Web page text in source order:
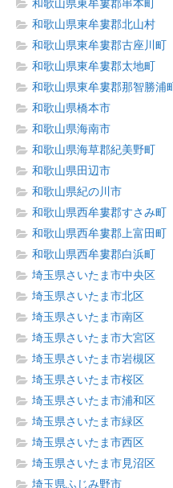
和歌山県東牟婁郡串本町
和歌山県東牟婁郡北山村
和歌山県東牟婁郡古座川町
和歌山県東牟婁郡太地町
和歌山県東牟婁郡那智勝浦町
和歌山県橋本市
和歌山県海南市
和歌山県海草郡紀美野町
和歌山県田辺市
和歌山県紀の川市
和歌山県西牟婁郡すさみ町
和歌山県西牟婁郡上富田町
和歌山県西牟婁郡白浜町
埼玉県さいたま市中央区
埼玉県さいたま市北区
埼玉県さいたま市南区
埼玉県さいたま市大宮区
埼玉県さいたま市岩槻区
埼玉県さいたま市桜区
埼玉県さいたま市浦和区
埼玉県さいたま市緑区
埼玉県さいたま市西区
埼玉県さいたま市見沼区
埼玉県ふじみ野市